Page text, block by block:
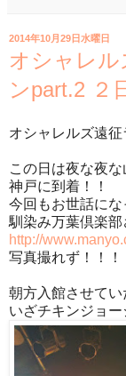
2014年10月29日水曜日
オシャレル
ンpart.2 ２
オシャレルズ遠征
この日は夜な夜
神戸に到着！！
今回もお世話に
馴染み万葉倶楽部
http://
写真撮れず！！！
朝方入館させてい
いざチキンジョー